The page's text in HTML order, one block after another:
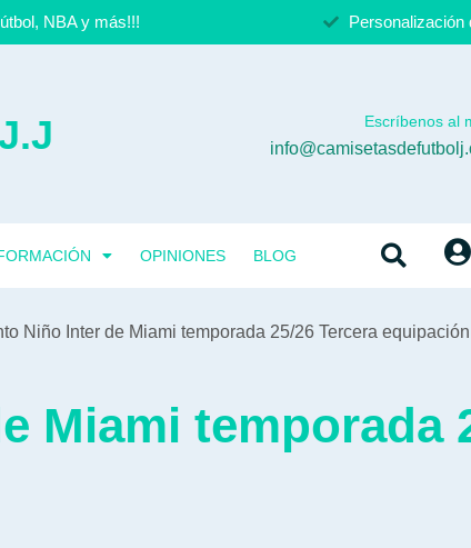
NBA y más!!! Personalización
Escríbenos al
OPINIONES BLOG
Niño Inter de Miami temporada 25/26 Tercera equipación
Miami temporada